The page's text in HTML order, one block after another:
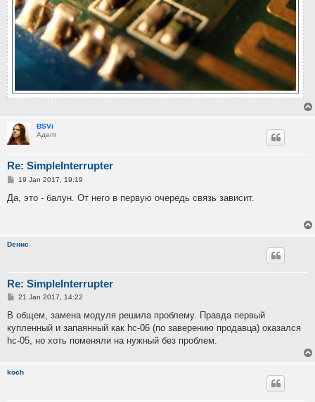
BSVi
Адепт
Re: SimpleInterrupter
P
s
19 Jan 2017, 19:19
Да, это - балун. От него в первую очередь связь зависит.
Dенис
Re: SimpleInterrupter
P
s
21 Jan 2017, 14:22
В общем, замена модуля решила проблему. Правда первый
купленный и запаянный как hc-06 (по заверению продавца) оказался
hc-05, но хоть поменяли на нужный без проблем.
koch